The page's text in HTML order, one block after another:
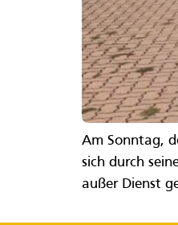
Am Sonntag,
sich durch
außer Dienst